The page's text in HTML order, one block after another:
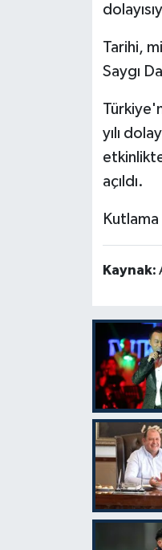
Tarihi,
Saygı
yılı
açıldı.
Kutlama
Kaynak: